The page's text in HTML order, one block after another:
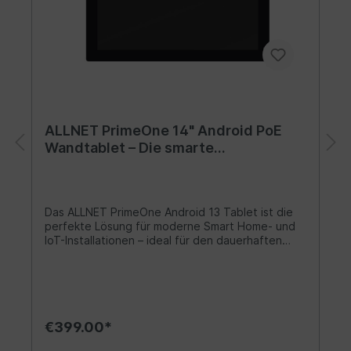
ALLNET PrimeOne 14" Android PoE
Wandtablet – Die smarte
Das ALLNET PrimeOne Android 13 Tablet ist die
perfekte Lösung für moderne Smart Home- und
IoT-Installationen – ideal für den dauerhaften
Maße und eine stabile VESA-Montage (75x75
€399.00*